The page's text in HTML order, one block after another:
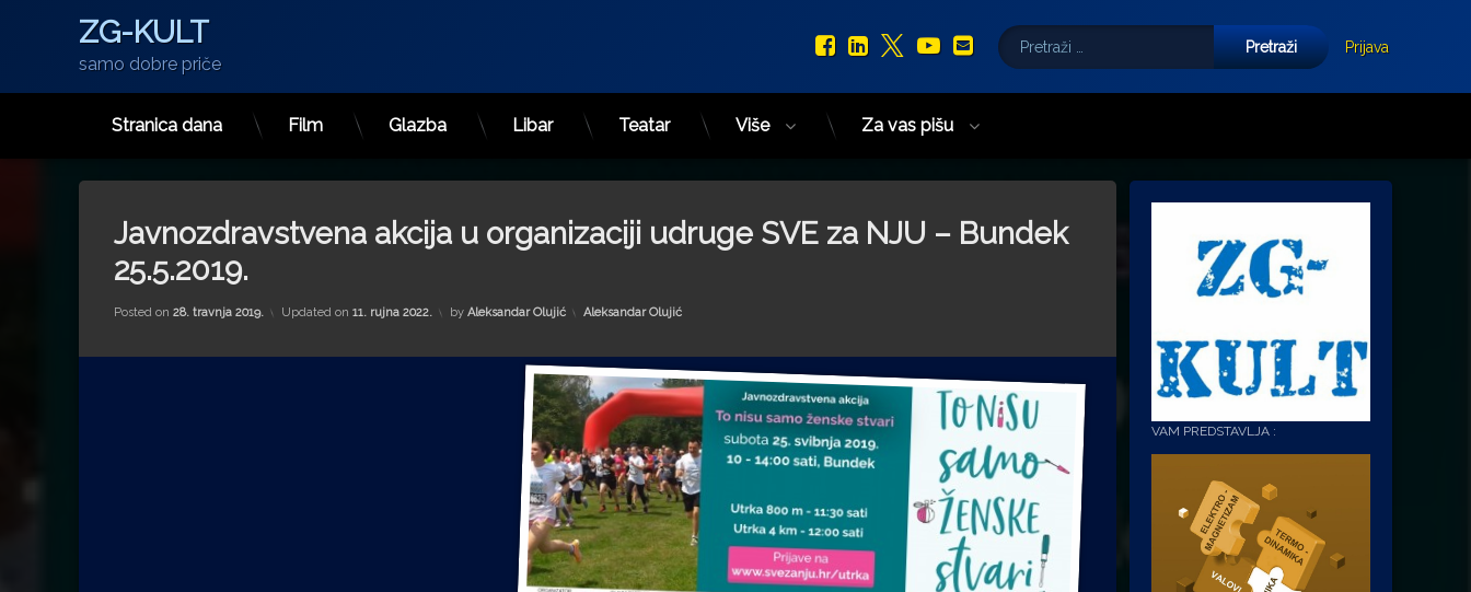
Preskoči
ZG-KULT
samo dobre priče
Facebook
LinkedIn
X.com
YouTube
E-mail
Pretraži:
Prijava
Stranica dana Film Glazba Libar Teatar Više Za vas pišu
Javnozdravstvena akcija u organizaciji udruge SVE za NJU – Bundek
25.5.2019.
Posted on 28. travnja 2019. Updated on 11. rujna 2022. by Aleksandar Olujić Kategorije:
Aleksandar Olujić
VAM PREDSTAVLJA :